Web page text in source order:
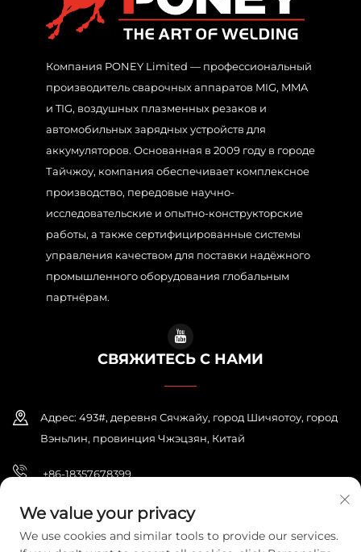
Компания PONEY Limited — профессиональный
производитель сварочных аппаратов MIG, MMA
и TIG, воздушных плазменных резаков и
автомобильных зарядных устройств для
аккумуляторов. Основанная в 2009 году в городе
Тайчжоу, компания обеспечивает комплексное
производство, передовые научно-
исследовательские и опытно-конструкторские
работы, а также сертифицированные системы
управления качеством для поставки надёжного
промышленного оборудования глобальным
партнёрам.
СВЯЖИТЕСЬ С НАМИ
Адрес: 493#, деревня Сячжайу, город Шичяотоу, город
Вэньлин, провинция Чжэцзян, Китай
+86-18357678399
[email protected]
We value your privacy
We use cookies and similar tools to provide our services.